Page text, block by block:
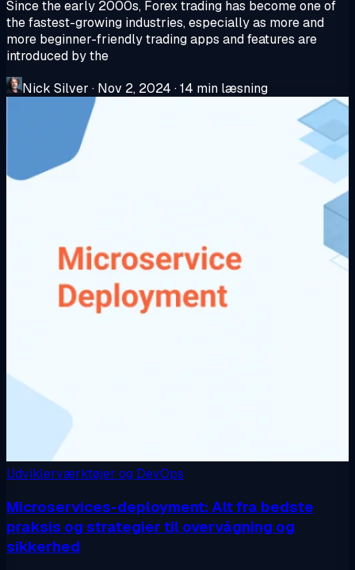
Since the early 2000s, Forex trading has become one of
the fastest-growing industries, especially as more and
more beginner-friendly trading apps and features are
introduced by the
Nick Silver · Nov 2, 2024 ·14 min læsning
Udviklerværktøjer og DevOps
Microservices-deployment: Alt fra bedste
praksis og strategier til overvågning og
sikkerhed